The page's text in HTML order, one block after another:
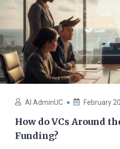
AI AdminUC February
How do VCs Around
Funding?